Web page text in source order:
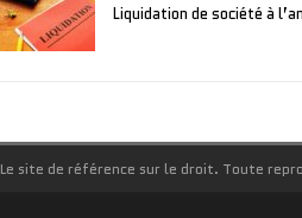
Liquidation de société à
Le site de référence sur le droit. Toute